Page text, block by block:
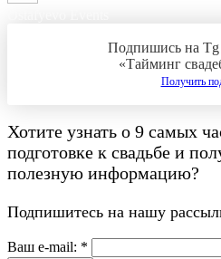
Подпишись на
«Тайминг
Получить
Хотите узнать о 9 самых
подготовке к свадьбе и
полезную информацию?
Подпишитесь на нашу
Ваш e-mail: *